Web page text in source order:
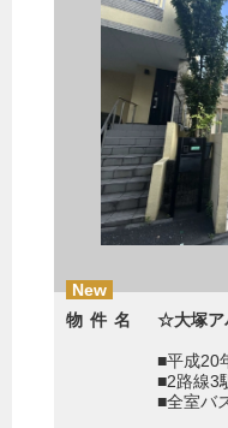
New
物件名
☆大塚
■平成20
■2路線3
■全室バ